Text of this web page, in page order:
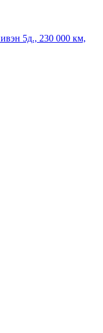
5д., 230 000 км,